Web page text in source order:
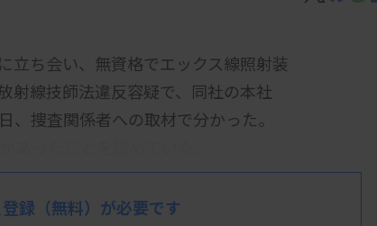
立ち会い、無資格でエックス線照射装
射線技師法違反容疑で、同社の本社
、捜査関係者への取材で分かった。
操作していたことを明らかにした。社
録 （無料）が必要です